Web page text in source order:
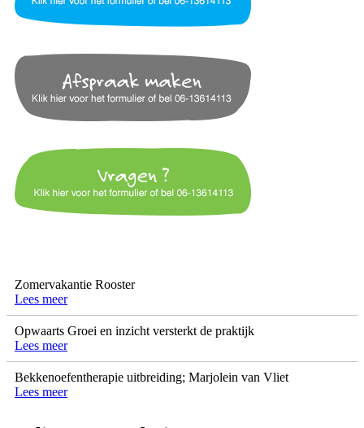
Zomervakantie Rooster
Lees meer
Opwaarts Groei en inzicht versterkt de praktijk
Lees meer
Bekkenoefentherapie uitbreiding; Marjolein van Vliet
Lees meer